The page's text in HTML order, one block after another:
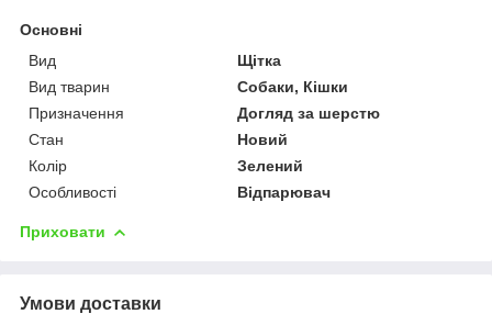
Основні
Вид
Щітка
Вид тварин
Собаки, Кішки
Призначення
Догляд за шерстю
Стан
Новий
Колір
Зелений
Особливості
Відпарювач
Приховати
Умови доставки